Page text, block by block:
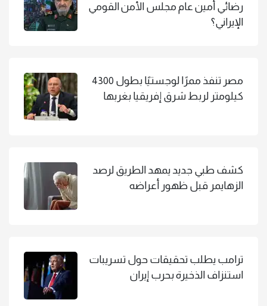
رضائي أمين عام مجلس الأمن القومي
الإيراني؟
مصر تنفذ ممرًا لوجستيًا بطول 4300
كيلومتر لربط شرق إفريقيا بغربها
كشف طبي جديد يمهد الطريق لرصد
الزهايمر قبل ظهور أعراضه
ترامب يطلب تحقيقات حول تسريبات
استنزاف الذخيرة بحرب إيران